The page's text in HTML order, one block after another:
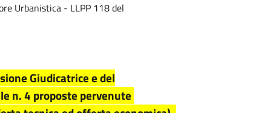
Urbanistica - LLPP 118 del
Giudicatrice e del
n. 4 proposte pervenute